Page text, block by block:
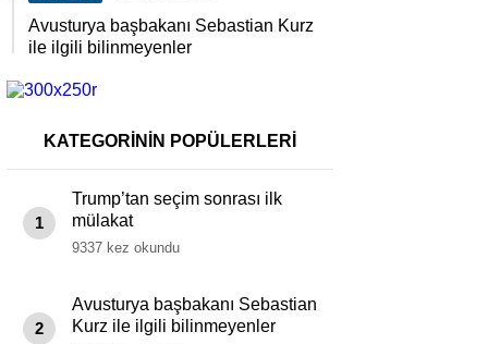
Avusturya başbakanı Sebastian Kurz
ile ilgili bilinmeyenler
KATEGORİNİN POPÜLERLERİ
1
Trump’tan seçim sonrası ilk
mülakat
9337 kez okundu
2
Avusturya başbakanı Sebastian
Kurz ile ilgili bilinmeyenler